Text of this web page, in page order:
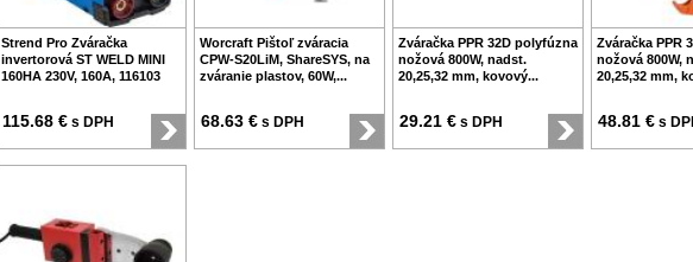
Strend Pro Zváračka
invertorová ST WELD MINI
160HA 230V, 160A, 116103
115.68 € s DPH
Worcraft Pištoľ zváracia
CPW-S20LiM, ShareSYS, na
zváranie plastov, 60W,...
68.63 € s DPH
Zváračka PPR 32D polyfúzna
nožová 800W, nadst.
20,25,32 mm, kovový...
29.21 € s DPH
Zváračka PPR
nožová 800W,
20,25,32 mm,
48.81 € s